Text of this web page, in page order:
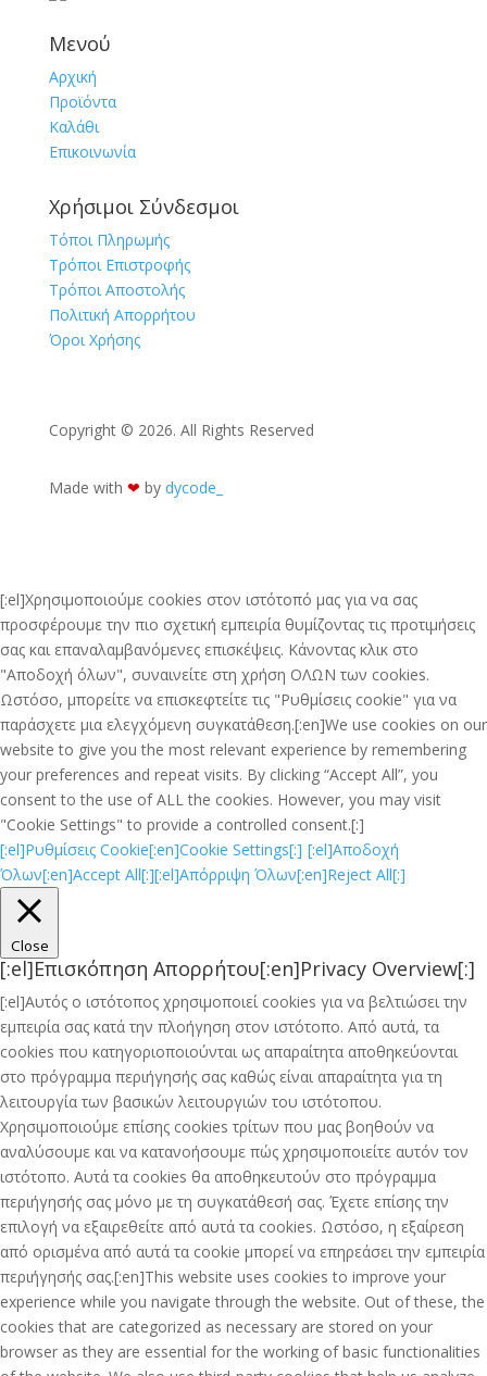
Μενού
Αρχική
Προϊόντα
Καλάθι
Επικοινωνία
Χρήσιμοι Σύνδεσμοι
Τόποι Πληρωμής
Τρόποι Επιστροφής
Τρόποι Αποστολής
Πολιτική Απορρήτου
Όροι Χρήσης
Copyright © 2026. All Rights Reserved
Made with ❤︎ by dycode_
[:el]Χρησιμοποιούμε cookies στον ιστότοπό μας για να σας
προσφέρουμε την πιο σχετική εμπειρία θυμίζοντας τις προτιμήσεις
σας και επαναλαμβανόμενες επισκέψεις. Κάνοντας κλικ στο
"Αποδοχή όλων", συναινείτε στη χρήση ΟΛΩΝ των cookies.
Ωστόσο, μπορείτε να επισκεφτείτε τις "Ρυθμίσεις cookie" για να
παράσχετε μια ελεγχόμενη συγκατάθεση.[:en]We use cookies on our
website to give you the most relevant experience by remembering
your preferences and repeat visits. By clicking “Accept All”, you
consent to the use of ALL the cookies. However, you may visit
"Cookie Settings" to provide a controlled consent.[:]
[:el]Ρυθμίσεις Cookie[:en]Cookie Settings[:] [:el]Αποδοχή
Όλων[:en]Accept All[:][:el]Απόρριψη Όλων[:en]Reject All[:]
Close
[:el]Επισκόπηση Απορρήτου[:en]Privacy Overview[:]
[:el]Αυτός ο ιστότοπος χρησιμοποιεί cookies για να βελτιώσει την
εμπειρία σας κατά την πλοήγηση στον ιστότοπο. Από αυτά, τα
cookies που κατηγοριοποιούνται ως απαραίτητα αποθηκεύονται
στο πρόγραμμα περιήγησής σας καθώς είναι απαραίτητα για τη
λειτουργία των βασικών λειτουργιών του ιστότοπου.
Χρησιμοποιούμε επίσης cookies τρίτων που μας βοηθούν να
αναλύσουμε και να κατανοήσουμε πώς χρησιμοποιείτε αυτόν τον
ιστότοπο. Αυτά τα cookies θα αποθηκευτούν στο πρόγραμμα
περιήγησής σας μόνο με τη συγκατάθεσή σας. Έχετε επίσης την
επιλογή να εξαιρεθείτε από αυτά τα cookies. Ωστόσο, η εξαίρεση
από ορισμένα από αυτά τα cookie μπορεί να επηρεάσει την εμπειρία
περιήγησής σας.[:en]This website uses cookies to improve your
experience while you navigate through the website. Out of these, the
cookies that are categorized as necessary are stored on your
browser as they are essential for the working of basic functionalities